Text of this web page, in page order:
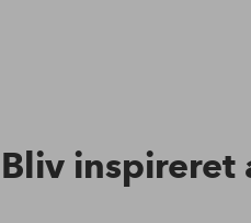
Bliv inspireret